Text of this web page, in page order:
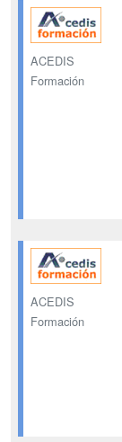
ACEDIS
Formación
ACEDIS
Formación